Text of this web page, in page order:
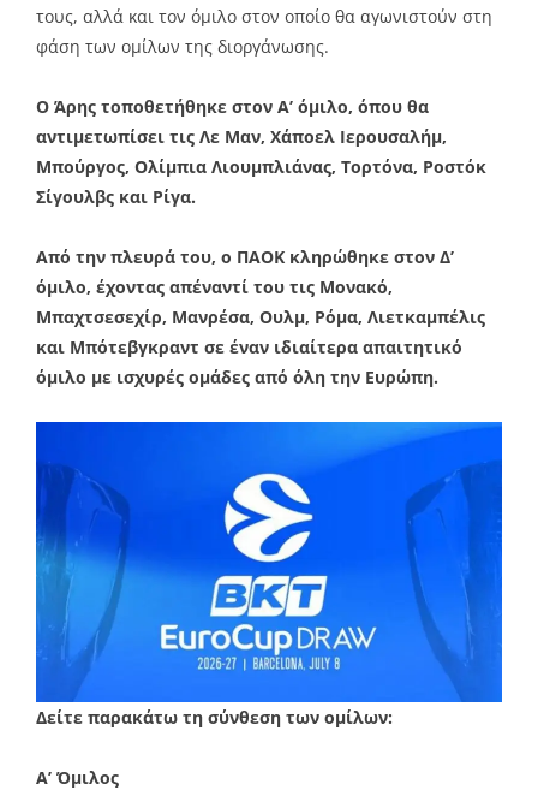
τους, αλλά και τον όμιλο στον οποίο θα αγωνιστούν στη
φάση των ομίλων της διοργάνωσης.
Ο Άρης τοποθετήθηκε στον Α’ όμιλο, όπου θα
αντιμετωπίσει τις Λε Μαν, Χάποελ Ιερουσαλήμ,
Μπούργος, Ολίμπια Λιουμπλιάνας, Τορτόνα, Ροστόκ
Σίγουλβς και Ρίγα.
Από την πλευρά του, ο ΠΑΟΚ κληρώθηκε στον Δ’
όμιλο, έχοντας απέναντί του τις Μονακό,
Μπαχτσεσεχίρ, Μανρέσα, Ουλμ, Ρόμα, Λιετκαμπέλις
και Μπότεβγκραντ σε έναν ιδιαίτερα απαιτητικό
όμιλο με ισχυρές ομάδες από όλη την Ευρώπη.
Δείτε παρακάτω τη σύνθεση των ομίλων:
Α’ Όμιλος